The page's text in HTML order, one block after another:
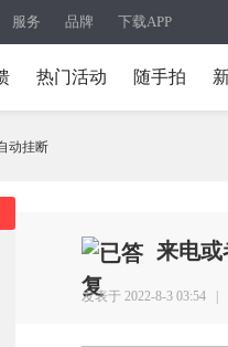
服务 品牌 下载APP
热门活动 随手拍
动挂断
来电或
发表于 2022-8-3 03:54 |